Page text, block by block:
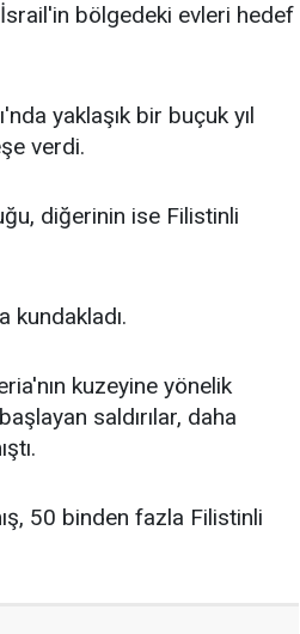
bölgedeki evleri hedef
yaklaşık bir buçuk yıl
verdi.
diğerinin ise Filistinli
kundakladı.
kuzeyine yönelik
saldırılar, daha
50 binden fazla Filistinli